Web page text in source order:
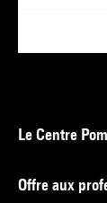
Le Centre
Offre aux